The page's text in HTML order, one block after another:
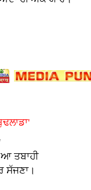
ਤਬਾਹੀ
ਸੱਜਣਾ।